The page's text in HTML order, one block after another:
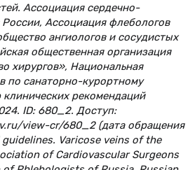
Ассоциация сердечно-
Ассоциация флебологов
ангиологов и сосудистых
общественная организация
хирургов», Национальная
по санаторно-курортному
рекомендаций
ID: 680_2. Доступ:
view-cr/680_2 (дата обращения
guidelines. Varicose veins of the
of Cardiovascular Surgeons